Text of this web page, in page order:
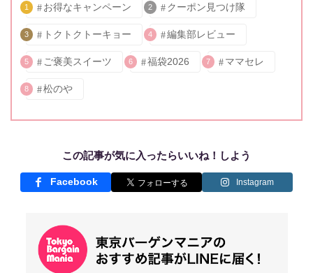
1 お得なキャンペーン 2 クーポン見つけ隊
3 トクトクトーキョー 4 編集部レビュー
5 ご褒美スイーツ 6 福袋2026 7 ママセレ
8 松のや
この記事が気に入ったらいいね！しよう
Facebook Instagram